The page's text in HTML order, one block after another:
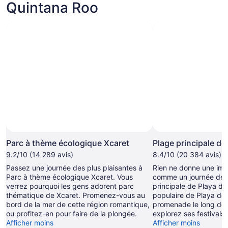
Quintana Roo
libre
de
droits
prise
par Experiencias
Xcaret
Parc à thème écologique Xcaret
9.2/10 (14 289 avis)
Passez une journée des plus plaisantes à
Parc à thème écologique Xcaret. Vous
verrez pourquoi les gens adorent parc
thématique de Xcaret. Promenez-vous au
bord de la mer de cette région romantique,
ou profitez-en pour faire de la plongée.
Afficher moins
Plage principale
8.4/10 (20 384 avis)
Rien ne donne une
comme un journée de
principale de Playa
populaire de Playa
promenade le long
explorez ses festivals.
Afficher moins